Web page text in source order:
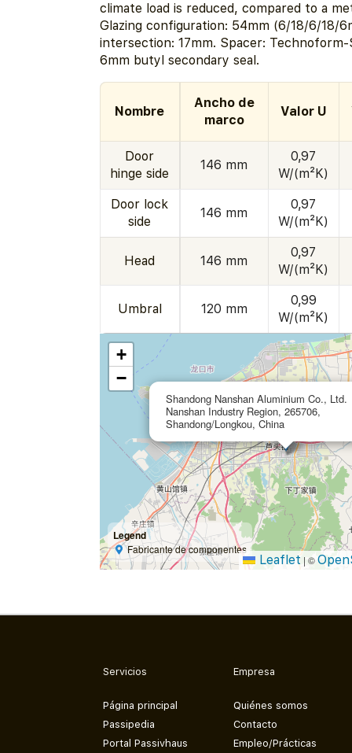
climate load is reduced, compared to a
Glazing configuration: 54mm (6/18/6/18/
intersection: 17mm. Spacer: Technoform-
6mm butyl secondary seal.
Nombre
Ancho de
marco
Valor U
Door
hinge side
146 mm
0,97
W/(m²K)
Door lock
side
146 mm
0,97
W/(m²K)
Head 146 mm
0,97
W/(m²K)
Umbral 120 mm
0,99
W/(m²K)
Shandong Nanshan Aluminium Co., Ltd.
Nanshan Industry Region, 265706,
Shandong/Longkou, China
+
−
Legend
Fabricante de componentes
Leaflet | ©
Servicios
Página principal
Passipedia
Portal Passivhaus
Empresa
Quiénes somos
Contacto
Empleo/Prácticas